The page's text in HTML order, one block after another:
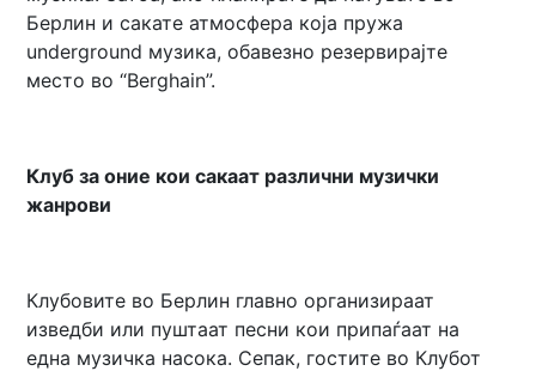
Берлин и сакате атмосфера која пружа
underground музика, обавезно резервирајте
место во “Berghain”.
Клуб за оние кои сакаат различни музички
жанрови
Клубовите во Берлин главно организираат
изведби или пуштаат песни кои припаѓаат на
една музичка насока. Сепак, гостите во Клубот